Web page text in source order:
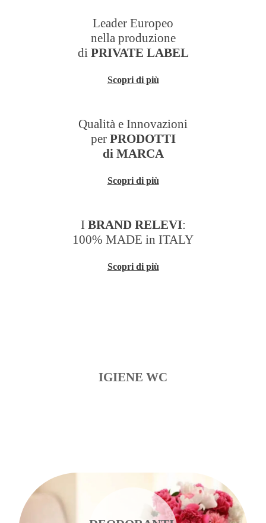
Leader Europeo
nella produzione
di PRIVATE LABEL
Scopri di più
Qualità e Innovazioni
per PRODOTTI
di MARCA
Scopri di più
I BRAND RELEVI:
100% MADE in ITALY
Scopri di più
IGIENE WC